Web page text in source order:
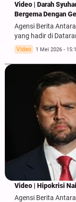
Video | Darah
Bergema Dengan
Agensi Berita
yang hadir di
Video 1 Mei 2026 -
Video | Hipokrisi
Agensi Berita